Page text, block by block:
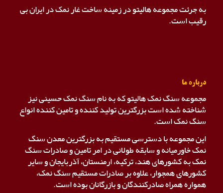
به جرئت مجموعه هالیتو در زمینه ساخت غار نمک در ایران بی
رقیب است.
درباره ما
مجموعه سنگ نمک هالیتو که به نام سنگ نمک حسینی نیز
شناخته شده است بزرگترین تولید کننده و تامین کننده انواع
سنگ نمک است.
این مجموعه با دسترسی مستقیم به بزرگترین معدن سنگ
نمک خاورمیانه و سابقه طولانی در امر تامین و صادرات سنگ
نمک به کشورهای هند، ترکیه، ارمنستان، آذربایجان و سایر
کشورهای همجوار، علاوه بر صادرات مستقیم سنگ نمک،
همواره همراه صادرکنندگان و بازرگانان بوده است.